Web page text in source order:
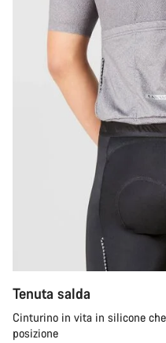
Tenuta salda
Cinturino in vita in silicone
posizione